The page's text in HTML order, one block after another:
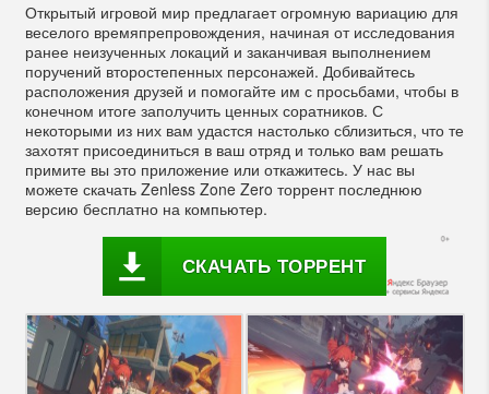
Открытый игровой мир предлагает огромную вариацию для
веселого времяпрепровождения, начиная от исследования
ранее неизученных локаций и заканчивая выполнением
поручений второстепенных персонажей. Добивайтесь
расположения друзей и помогайте им с просьбами, чтобы в
конечном итоге заполучить ценных соратников. С
некоторыми из них вам удастся настолько сблизиться, что те
захотят присоединиться в ваш отряд и только вам решать
примите вы это приложение или откажитесь. У нас вы
можете скачать Zenless Zone Zero торрент последнюю
версию бесплатно на компьютер.
СКАЧАТЬ ТОРРЕНТ